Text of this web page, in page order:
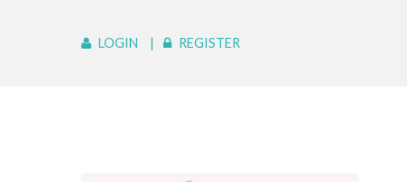
LOGIN REGISTER